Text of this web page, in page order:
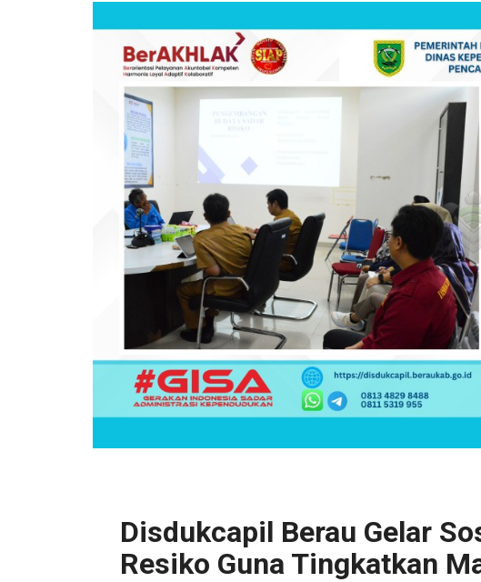
Disdukcapil Berau Gelar
Resiko Guna Tingkatkan